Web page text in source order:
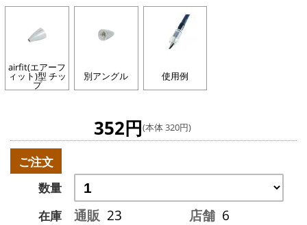
airfit(エアーフ
ィット)型 チッ
プ
別アングル 使用例
352円(本体 320円)
ご注文
数量
在庫
通販 23 店舗 6